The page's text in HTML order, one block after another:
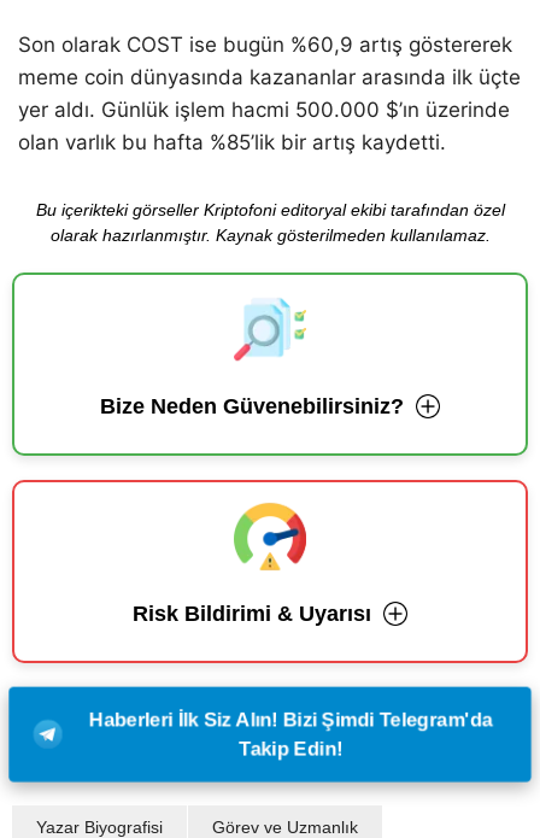
Son olarak COST ise bugün %60,9 artış göstererek
meme coin dünyasında kazananlar arasında ilk üçte
yer aldı. Günlük işlem hacmi 500.000 $’ın üzerinde
olan varlık bu hafta %85’lik bir artış kaydetti.
Bu içerikteki görseller Kriptofoni editoryal ekibi tarafından özel
olarak hazırlanmıştır. Kaynak gösterilmeden kullanılamaz.
Bize Neden Güvenebilirsiniz?
Risk Bildirimi & Uyarısı
Haberleri İlk Siz Alın! Bizi Şimdi Telegram'da
Takip Edin!
Yazar Biyografisi Görev ve Uzmanlık